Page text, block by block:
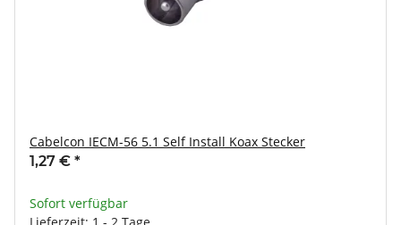
Cabelcon IECM-56 5.1 Self Install Koax Stecker
1,27 € *
Sofort verfügbar